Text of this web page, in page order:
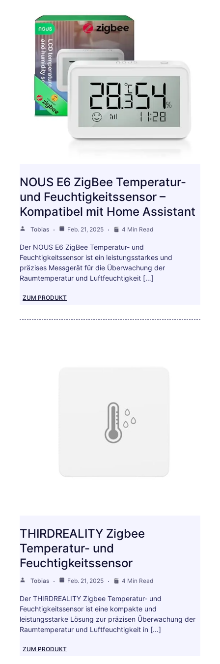
NOUS E6 ZigBee Temperatur-
und Feuchtigkeitssensor –
Kompatibel mit Home Assistant
Tobias Feb. 21, 2025 4 Min Read
Der NOUS E6 ZigBee Temperatur- und
Feuchtigkeitssensor ist ein leistungsstarkes und
präzises Messgerät für die Überwachung der
Raumtemperatur und Luftfeuchtigkeit […]
ZUM PRODUKT
THIRDREALITY Zigbee
Temperatur- und
Feuchtigkeitssensor
Tobias Feb. 21, 2025 4 Min Read
Der THIRDREALITY Zigbee Temperatur- und
Feuchtigkeitssensor ist eine kompakte und
leistungsstarke Lösung zur präzisen Überwachung der
Raumtemperatur und Luftfeuchtigkeit in […]
ZUM PRODUKT